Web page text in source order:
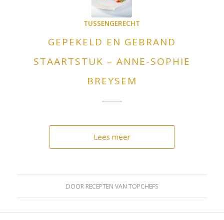
TUSSENGERECHT
GEPEKELD EN GEBRAND
STAARTSTUK – ANNE-SOPHIE
BREYSEM
Lees meer
DOOR RECEPTEN VAN TOPCHEFS